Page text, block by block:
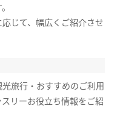
じて、幅広くご紹介させ
旅行・おすすめのご利用
リーお役立ち情報をご紹